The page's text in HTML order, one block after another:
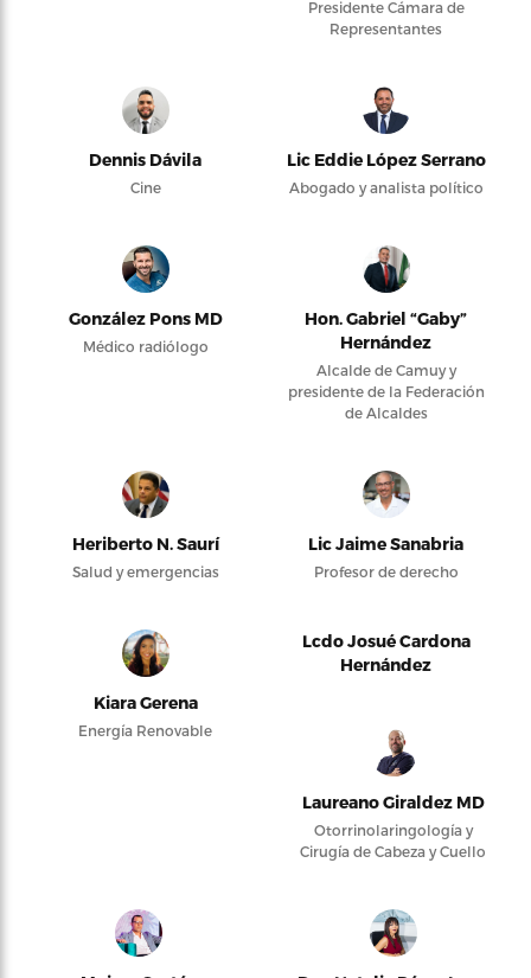
Presidente Cámara de
Representantes
Dennis Dávila
Cine
Lic Eddie López Serrano
Abogado y analista político
González Pons MD
Médico radiólogo
Hon. Gabriel “Gaby”
Hernández
Alcalde de Camuy y
presidente de la Federación
de Alcaldes
Heriberto N. Saurí
Salud y emergencias
Lic Jaime Sanabria
Profesor de derecho
Kiara Gerena
Energía Renovable
Lcdo Josué Cardona
Hernández
Laureano Giraldez MD
Otorrinolaringología y
Cirugía de Cabeza y Cuello